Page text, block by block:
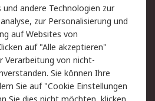
Kontakt
Privatkunden
Datenschutz
Zahlungsbedingungen
andere Technologien zur
zur Personalisierung und
auf Websites von
auf "Alle akzeptieren"
Verarbeitung von nicht-
Sie können Ihre
Sie auf "Cookie Einstellungen